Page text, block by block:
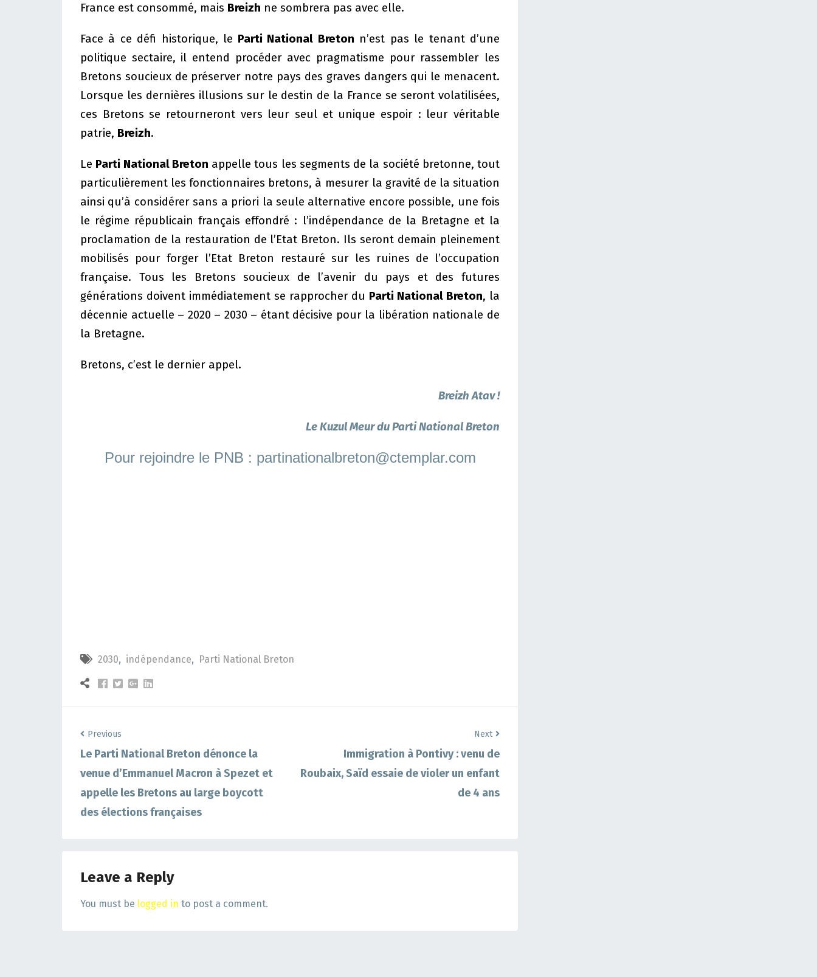
France est consommé, mais Breizh ne sombrera pas avec elle.
Face à ce défi historique, le Parti National Breton n’est pas le tenant d’une
politique sectaire, il entend procéder avec pragmatisme pour rassembler les
Bretons soucieux de préserver notre pays des graves dangers qui le menacent.
Lorsque les dernières illusions sur le destin de la France se seront volatilisées,
ces Bretons se retourneront vers leur seul et unique espoir : leur véritable
patrie, Breizh.
Le Parti National Breton appelle tous les segments de la société bretonne, tout
particulièrement les fonctionnaires bretons, à mesurer la gravité de la situation
ainsi qu’à considérer sans a priori la seule alternative encore possible, une fois
le régime républicain français effondré : l’indépendance de la Bretagne et la
proclamation de la restauration de l’Etat Breton. Ils seront demain pleinement
mobilisés pour forger l’Etat Breton restauré sur les ruines de l’occupation
française. Tous les Bretons soucieux de l’avenir du pays et des futures
générations doivent immédiatement se rapprocher du Parti National Breton, la
décennie actuelle – 2020 – 2030 – étant décisive pour la libération nationale de
la Bretagne.
Bretons, c’est le dernier appel.
Breizh Atav !
Le Kuzul Meur du Parti National Breton
Pour rejoindre le PNB : partinationalbreton@ctemplar.com
2030, indépendance, Parti National Breton
Previous
Le Parti National Breton dénonce la
venue d’Emmanuel Macron à Spezet et
appelle les Bretons au large boycott
des élections françaises
Next
Immigration à Pontivy : venu de
Roubaix, Saïd essaie de violer un enfant
de 4 ans
Leave a Reply
You must be logged in to post a comment.